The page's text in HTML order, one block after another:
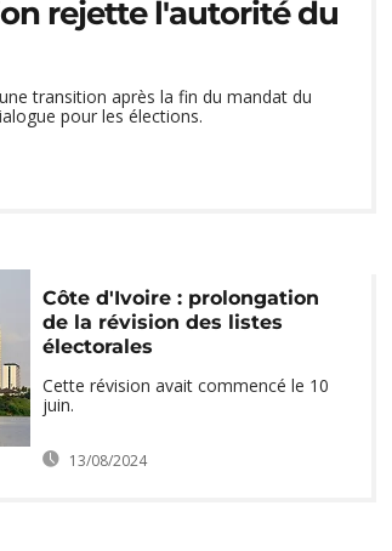
rejette l'autorité du
transition après la fin du mandat du
pour les élections.
Côte d'Ivoire : prolongation
de la révision des listes
électorales
Cette révision avait commencé le 10
juin.
13/08/2024